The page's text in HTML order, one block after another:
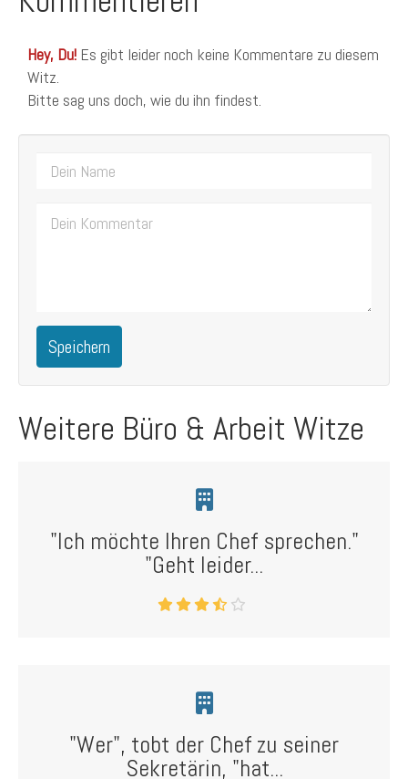
Hey, Du! Es gibt leider noch keine Kommentare zu diesem
Witz.
Bitte sag uns doch, wie du ihn findest.
Speichern
Weitere Büro & Arbeit Witze
"Ich möchte Ihren Chef sprechen."
"Geht leider...
"Wer", tobt der Chef zu seiner
Sekretärin, "hat...